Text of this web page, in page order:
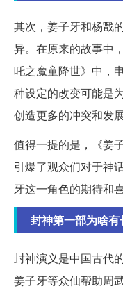
其次，姜子牙和杨戬
异。在原来的故事中
吒之魔童降世》中，
种设定的改变可能是
创造更多的冲突和发展
值得一提的是，《姜
引爆了观众们对于神
牙这一角色的期待和喜
封神第一部为啥
封神演义是中国古代
姜子牙等众仙帮助周